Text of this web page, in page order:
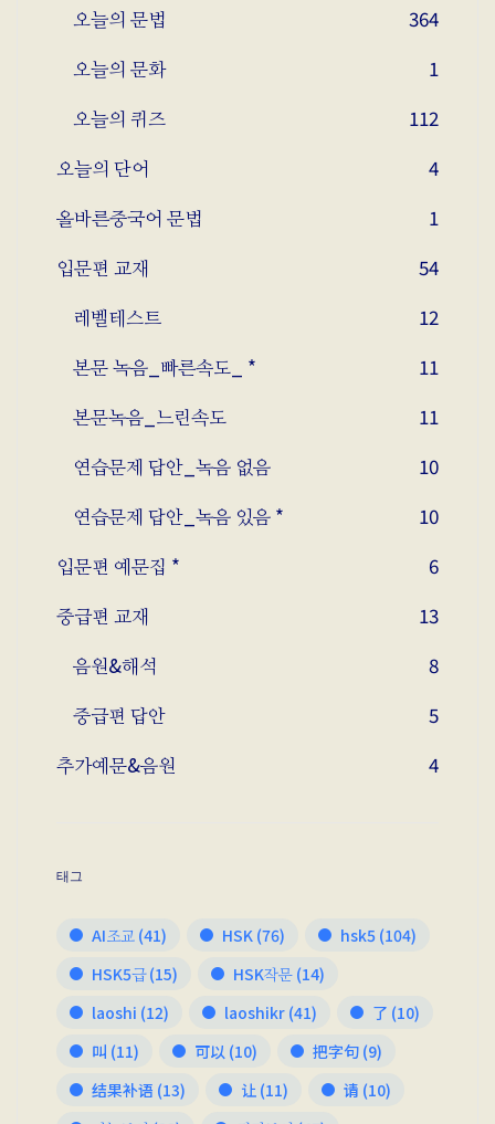
오늘의 문법
364
오늘의 문화
1
오늘의 퀴즈
112
오늘의 단어
4
올바른중국어 문법
1
입문편 교재
54
레벨테스트
12
본문 녹음_빠른속도_ *
11
본문녹음_느린속도
11
연습문제 답안_녹음 없음
10
연습문제 답안_녹음 있음 *
10
입문편 예문집 *
6
중급편 교재
13
음원&해석
8
중급편 답안
5
추가예문&음원
4
태그
AI조교 (41) HSK (76) hsk5 (104)
HSK5급(15) HSK작문 (14)
laoshi (12) laoshikr (41) 了 (10)
叫 (11) 可以 (10) 把字句 (9)
结果补语 (13) 让 (11) 请 (10)